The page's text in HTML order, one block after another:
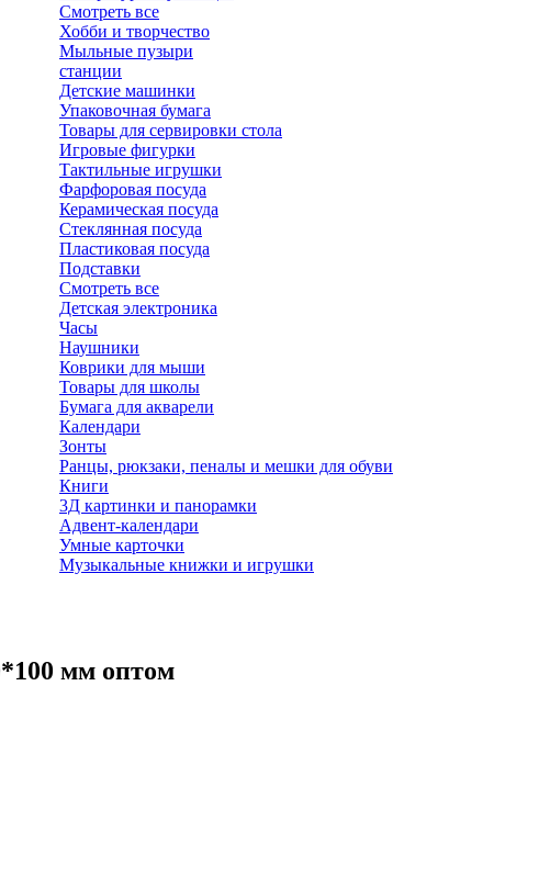
Смотреть все
Хобби и творчество
Мыльные пузыри
станции
Детские машинки
Упаковочная бумага
Товары для сервировки стола
Игровые фигурки
Тактильные игрушки
Фарфоровая посуда
Керамическая посуда
Стеклянная посуда
Пластиковая посуда
Подставки
Смотреть все
Детская электроника
Часы
Наушники
Коврики для мыши
Товары для школы
Бумага для акварели
Календари
Зонты
Ранцы, рюкзаки, пеналы и мешки для обуви
Книги
3Д картинки и панорамки
Адвент-календари
Умные карточки
Музыкальные книжки и игрушки
мм оптом